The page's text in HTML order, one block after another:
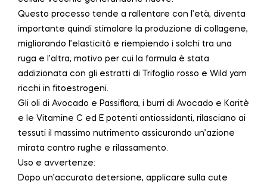
Questo processo tende a rallentare con l’età, diventa
importante quindi stimolare la produzione di collagene,
migliorando l’elasticità e riempiendo i solchi tra una
ruga e l’altra, motivo per cui la formula è stata
addizionata con gli estratti di Trifoglio rosso e Wild yam
ricchi in fitoestrogeni.
Gli oli di Avocado e Passiflora, i burri di Avocado e Karitè
e le Vitamine C ed E potenti antiossidanti, rilasciano ai
tessuti il massimo nutrimento assicurando un’azione
mirata contro rughe e rilassamento.
Uso e avvertenze:
Dopo un’accurata detersione, applicare sulla cute